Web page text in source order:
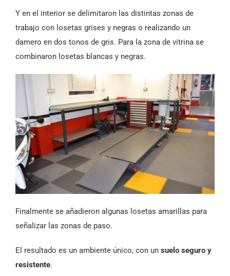
Y en el interior se delimitaron las distintas zonas de
trabajo con losetas grises y negras o realizando un
damero en dos tonos de gris. Para la zona de vitrina se
combinaron losetas blancas y negras.
Finalmente se añadieron algunas losetas amarillas para
señalizar las zonas de paso.
El resultado es un ambiente único, con un suelo seguro y
resistente.